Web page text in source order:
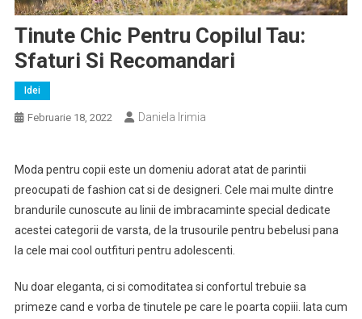
Tinute Chic Pentru Copilul Tau:
Sfaturi Si Recomandari
Idei
Februarie 18, 2022 Daniela Irimia
Moda pentru copii este un domeniu adorat atat de parintii
preocupati de fashion cat si de designeri. Cele mai multe dintre
brandurile cunoscute au linii de imbracaminte special dedicate
acestei categorii de varsta, de la trusourile pentru bebelusi pana
la cele mai cool outfituri pentru adolescenti.
Nu doar eleganta, ci si comoditatea si confortul trebuie sa
primeze cand e vorba de tinutele pe care le poarta copiii. Iata cum